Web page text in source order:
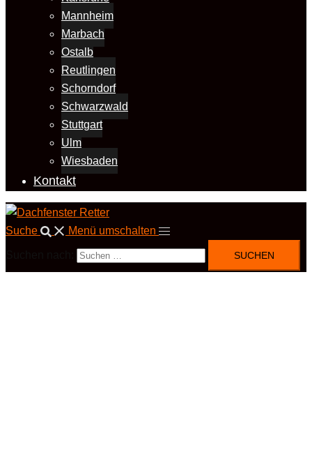
Mannheim
Marbach
Ostalb
Reutlingen
Schorndorf
Schwarzwald
Stuttgart
Ulm
Wiesbaden
Kontakt
Suche Menü umschalten